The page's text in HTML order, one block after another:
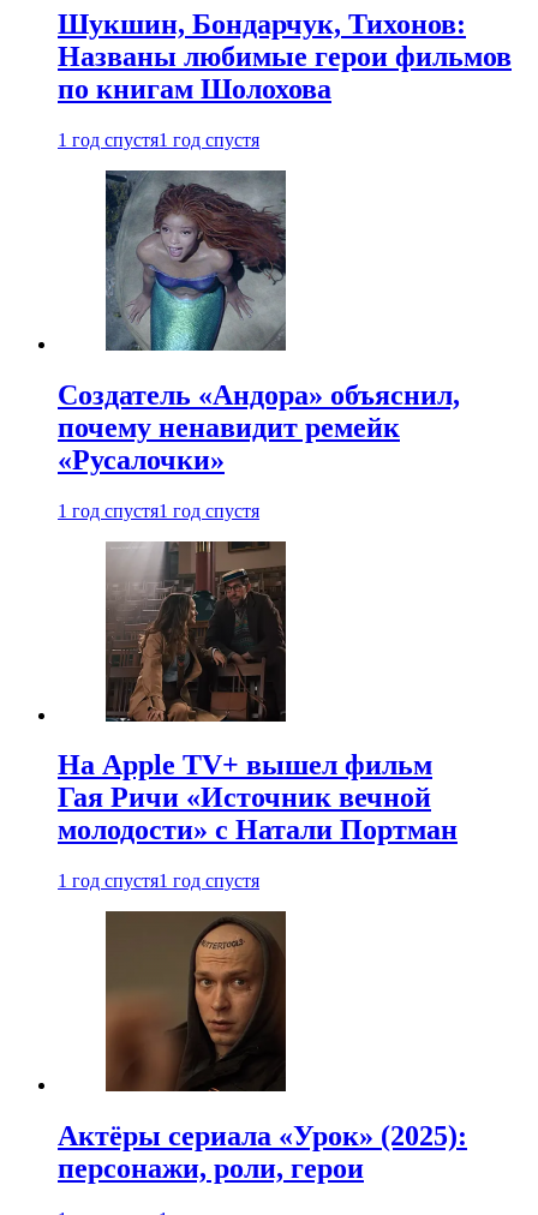
Шукшин, Бондарчук, Тихонов:
Названы любимые герои фильмов
по книгам Шолохова
1 год спустя1 год спустя
Создатель «Андора» объяснил,
почему ненавидит ремейк
«Русалочки»
1 год спустя1 год спустя
На Apple TV+ вышел фильм
Гая Ричи «Источник вечной
молодости» с Натали Портман
1 год спустя1 год спустя
Актёры сериала «Урок» (2025):
персонажи, роли, герои